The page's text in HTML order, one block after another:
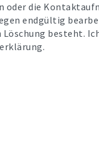
oder die
endgültig
besteht.